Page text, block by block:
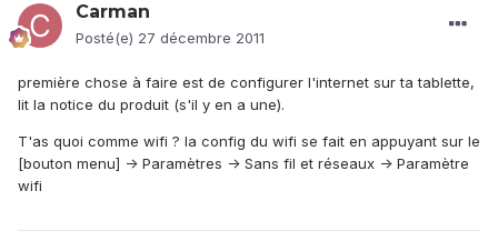
Carman
Posté(e) 27 décembre 2011
première chose à faire est de configurer l'internet sur ta tablette,
lit la notice du produit (s'il y en a une).
T'as quoi comme wifi ? la config du wifi se fait en appuyant sur le
[bouton menu] -> Paramètres -> Sans fil et réseaux -> Paramètre
wifi